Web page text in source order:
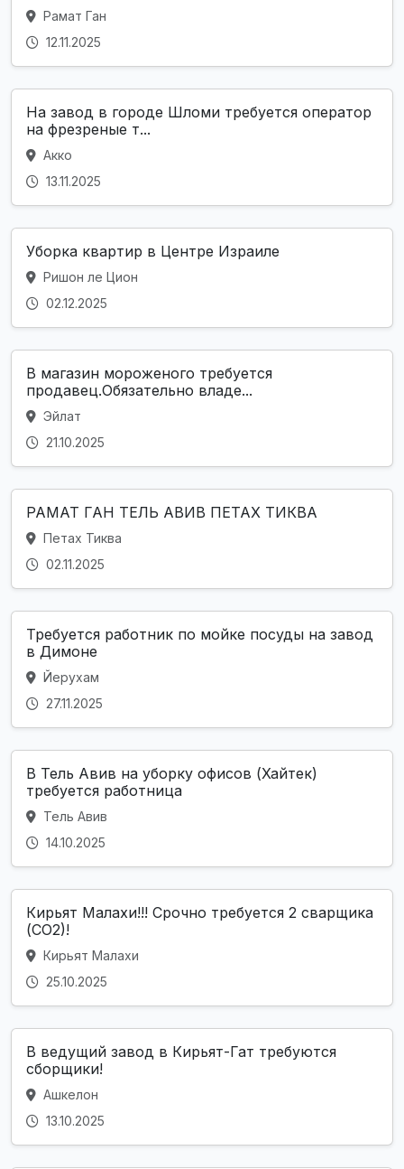
Рамат Ган
12.11.2025
На завод в городе Шломи требуется оператор
на фрезреные т...
Акко
13.11.2025
Уборка квартир в Центре Израиле
Ришон ле Цион
02.12.2025
В магазин мороженого требуется
продавец.Обязательно владе...
Эйлат
21.10.2025
РАМАТ ГАН ТЕЛЬ АВИВ ПЕТАХ ТИКВА
Петах Тиква
02.11.2025
Требуется работник по мойке посуды на завод
в Димоне
Йерухам
27.11.2025
В Тель Авив на уборку офисов (Хайтек)
требуется работница
Тель Авив
14.10.2025
Кирьят Малахи!!! Срочно требуется 2 сварщика
(СО2)!
Кирьят Малахи
25.10.2025
В ведущий завод в Кирьят-Гат требуются
сборщики!
Ашкелон
13.10.2025